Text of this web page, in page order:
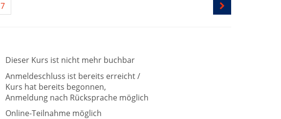
7
Dieser Kurs ist nicht mehr buchbar
Anmeldeschluss ist bereits erreicht /
Kurs hat bereits begonnen,
Anmeldung nach Rücksprache möglich
Online-Teilnahme möglich